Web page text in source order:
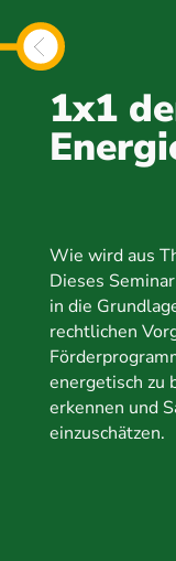
1x1
Wie wird aus
Dieses
in die
rechtlichen
energetisch zu
erkennen und
einzuschätzen.